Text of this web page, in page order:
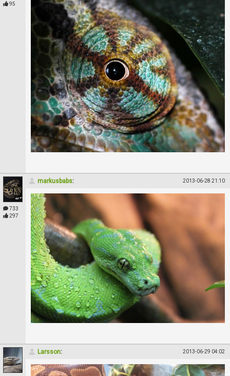
95
733
297
markusbabs: 2013-06-28 21:10
Larsson: 2013-06-29 04:02